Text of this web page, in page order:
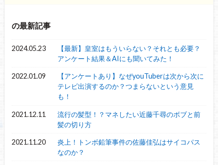
の最新記事
2024.05.23
【最新】皇室はもういらない？それとも必要？
アンケート結果＆AIにも聞いてみた！
2022.01.09
【アンケートあり】なぜyouTuberは次から次に
テレビ出演するのか？つまらないという意見
も！
2021.12.11
流行の髪型！？マネしたい近藤千尋のボブと前
髪の切り方
2021.11.20
炎上！トンボ鉛筆事件の佐藤佳弘はサイコパス
なのか？